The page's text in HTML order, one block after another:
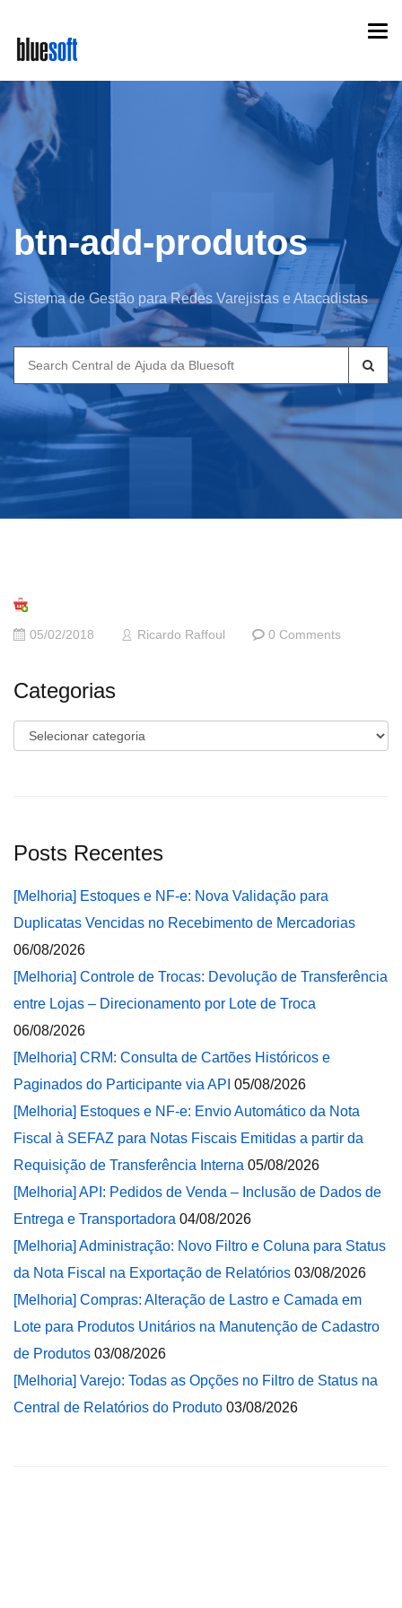
main
content
btn-add-produtos
Sistema de Gestão para Redes Varejistas e Atacadistas
Search
for:
05/02/2018 Ricardo Raffoul 0 Comments
Categorias
Categorias
Posts Recentes
[Melhoria] Estoques e NF-e: Nova Validação para
Duplicatas Vencidas no Recebimento de Mercadorias
06/08/2026
[Melhoria] Controle de Trocas: Devolução de Transferência
entre Lojas – Direcionamento por Lote de Troca
06/08/2026
[Melhoria] CRM: Consulta de Cartões Históricos e
Paginados do Participante via API 05/08/2026
[Melhoria] Estoques e NF-e: Envio Automático da Nota
Fiscal à SEFAZ para Notas Fiscais Emitidas a partir da
Requisição de Transferência Interna 05/08/2026
[Melhoria] API: Pedidos de Venda – Inclusão de Dados de
Entrega e Transportadora 04/08/2026
[Melhoria] Administração: Novo Filtro e Coluna para Status
da Nota Fiscal na Exportação de Relatórios 03/08/2026
[Melhoria] Compras: Alteração de Lastro e Camada em
Lote para Produtos Unitários na Manutenção de Cadastro
de Produtos 03/08/2026
[Melhoria] Varejo: Todas as Opções no Filtro de Status na
Central de Relatórios do Produto 03/08/2026